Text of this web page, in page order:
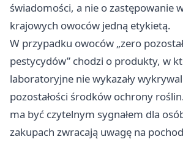
świadomości, a nie o zastępowanie
krajowych owoców jedną etykietą.
W przypadku owoców „zero
pestycydów” chodzi o produkty, w
laboratoryjne nie wykazały
pozostałości środków ochrony
ma być czytelnym sygnałem dla
zakupach zwracają uwagę na